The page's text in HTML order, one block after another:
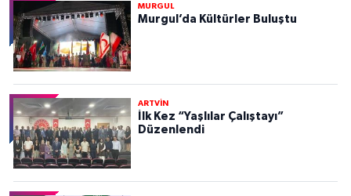
MURGUL
Murgul’da Kültürler Buluştu
ARTVİN
İlk Kez “Yaşlılar Çalıştayı”
Düzenlendi